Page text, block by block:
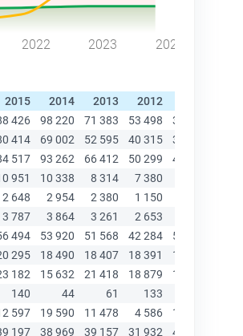
2022 2023 2024
2015 2014 2013 2012